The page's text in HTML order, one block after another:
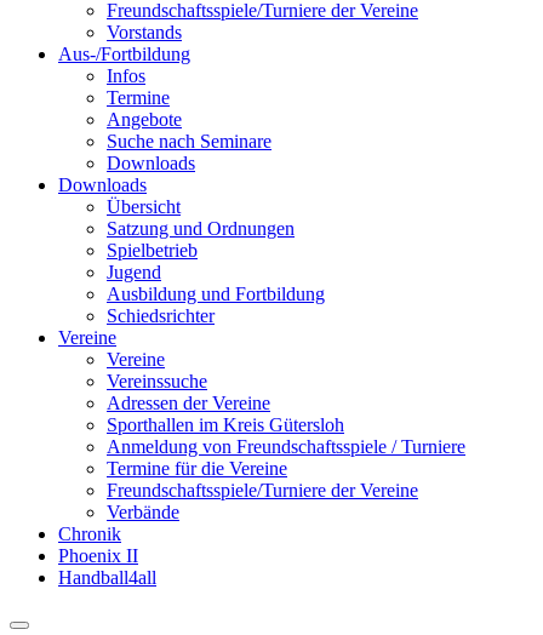
Freundschaftsspiele/Turniere der Vereine
Vorstands
Aus-/Fortbildung
Infos
Termine
Angebote
Suche nach Seminare
Downloads
Downloads
Übersicht
Satzung und Ordnungen
Spielbetrieb
Jugend
Ausbildung und Fortbildung
Schiedsrichter
Vereine
Vereine
Vereinssuche
Adressen der Vereine
Sporthallen im Kreis Gütersloh
Anmeldung von Freundschaftsspiele / Turniere
Termine für die Vereine
Freundschaftsspiele/Turniere der Vereine
Verbände
Chronik
Phoenix II
Handball4all